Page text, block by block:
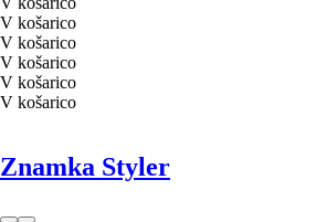
V košarico
V košarico
V košarico
V košarico
V košarico
Znamka Styler